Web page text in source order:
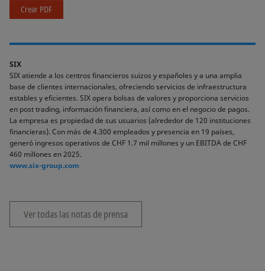
Crear PDF
SIX
SIX atiende a los centros financieros suizos y españoles y a una amplia
base de clientes internacionales, ofreciendo servicios de infraestructura
estables y eficientes. SIX opera bolsas de valores y proporciona servicios
en post trading, información financiera, así como en el negocio de pagos.
La empresa es propiedad de sus usuarios (alrededor de 120 instituciones
financieras). Con más de 4.300 empleados y presencia en 19 países,
generó ingresos operativos de CHF 1.7 mil millones y un EBITDA de CHF
460 millones en 2025.
www.six-group.com
Ver todas las notas de prensa